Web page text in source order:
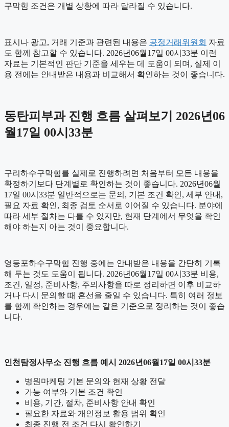
구막힘 조건은 개별 상황에 따라 달라질 수 있습니다.
표시나 광고, 거래 기준과 관련된 내용은 공정거래위원회 자료
도 함께 참고할 수 있습니다. 2026년06월17일 00시33분 이런
자료는 기본적인 판단 기준을 세우는 데 도움이 되며, 실제 이
용 전에는 안내받은 내용과 비교해서 확인하는 것이 좋습니다.
동탄피부과 진행 흐름 살펴보기 2026년06
월17일 00시33분
구리하수구막힘를 실제로 진행하려면 처음부터 모든 내용을
확정하기보다 단계별로 확인하는 것이 좋습니다. 2026년06월
17일 00시33분 일반적으로는 문의, 기본 조건 확인, 세부 안내,
필요 자료 확인, 최종 검토 순서로 이어질 수 있습니다. 분야에
따라 세부 절차는 다를 수 있지만, 현재 단계에서 무엇을 확인
해야 하는지 아는 것이 중요합니다.
영등포하수구막힘 진행 중에는 안내받은 내용을 간단히 기록
해 두는 것도 도움이 됩니다. 2026년06월17일 00시33분 비용,
조건, 일정, 준비사항, 주의사항을 따로 정리하면 이후 비교하
거나 다시 문의할 때 혼선을 줄일 수 있습니다. 특히 여러 정보
를 함께 확인하는 경우에는 같은 기준으로 정리하는 것이 좋습
니다.
인천탐정사무소 진행 흐름 예시 2026년06월17일 00시33분
병원마케팅 기본 문의와 현재 상황 전달
가능 여부와 기본 조건 확인
비용, 기간, 절차, 준비사항 안내 확인
필요한 자료와 개인정보 활용 범위 확인
최종 진행 전 조건 다시 확인하기